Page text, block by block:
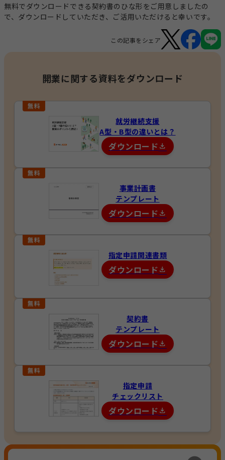
無料でダウンロードできる契約書のひな形をご用意しましたの
で、ダウンロードしていただき、ご活用いただけると幸いです。
この記事をシェア
開業に関する資料をダウンロード
就労継続支援
A型・B型の違いとは？
ダウンロード
事業計画書
テンプレート
ダウンロード
指定申請関連書類
ダウンロード
契約書
テンプレート
ダウンロード
指定申請
チェックリスト
ダウンロード